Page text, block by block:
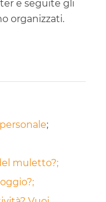
e seguite gli
organizzati.
;
muletto?;